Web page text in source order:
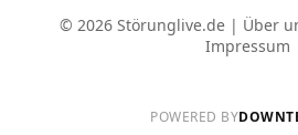
© 2026 Störunglive.de | Über
Impressum
POWERED BY